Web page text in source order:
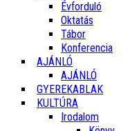
Évforduló
Oktatás
Tábor
Konferencia
AJÁNLÓ
AJÁNLÓ
GYEREKABLAK
KULTÚRA
Irodalom